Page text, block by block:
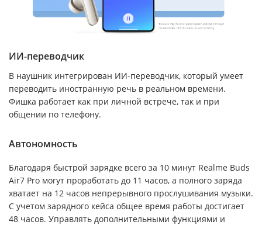
ИИ-переводчик
В наушник интегрирован ИИ-переводчик, который умеет
переводить иностранную речь в реальном времени.
Фишка работает как при личной встрече, так и при
общении по телефону.
Автономность
Благодаря быстрой зарядке всего за 10 минут Realme Buds
Air7 Pro могут проработать до 11 часов, а полного заряда
хватает на 12 часов непрерывного прослушивания музыки.
С учетом зарядного кейса общее время работы достигает
48 часов. Управлять дополнительными функциями и